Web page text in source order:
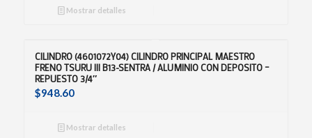
Mostrar detalles
CILINDRO (4601072Y04) CILINDRO PRINCIPAL MAESTRO
FRENO TSURU III B13-SENTRA / ALUMINIO CON DEPOSITO –
REPUESTO 3/4″
$948.60
Mostrar detalles